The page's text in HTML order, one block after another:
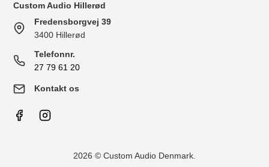
Custom Audio Hillerød
Fredensborgvej 39
3400 Hillerød
Telefonnr.
27 79 61 20
Kontakt os
2026 © Custom Audio Denmark.